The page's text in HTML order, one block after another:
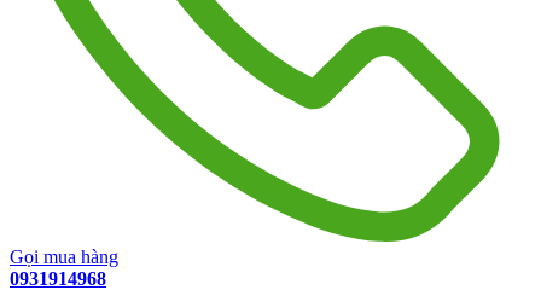
Gọi mua hàng
0931914968